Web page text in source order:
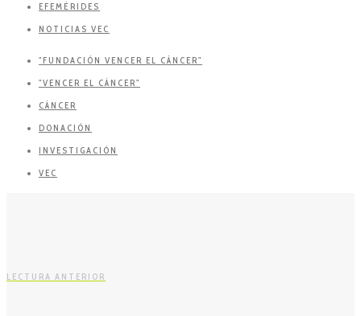
EFEMÉRIDES
NOTICIAS VEC
"FUNDACIÓN VENCER EL CÁNCER"
"VENCER EL CÁNCER"
CÁNCER
DONACIÓN
INVESTIGACIÓN
VEC
LECTURA ANTERIOR